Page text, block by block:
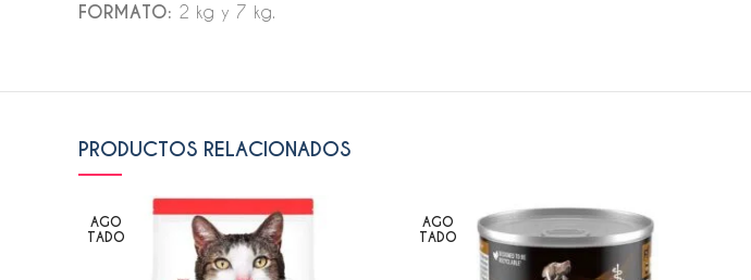
FORMATO: 2 kg y 7 kg.
PRODUCTOS RELACIONADOS
AGO
TADO
AGO
TADO